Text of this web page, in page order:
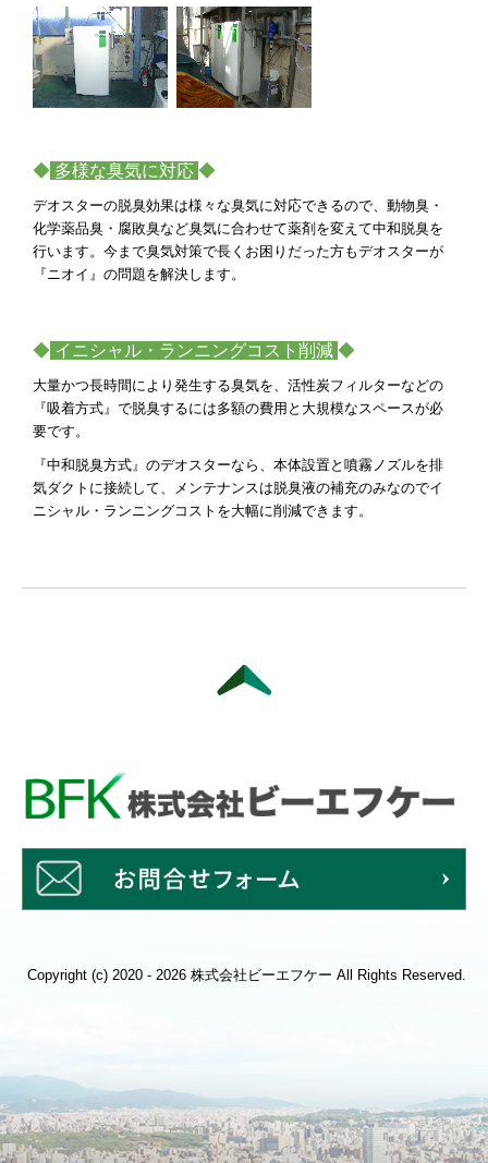
◆ 多様な臭気に対応 ◆
デオスターの脱臭効果は様々な臭気に対応できるので、動物臭・
化学薬品臭・腐敗臭など臭気に合わせて薬剤を変えて中和脱臭を
行います。今まで臭気対策で長くお困りだった方もデオスターが
『ニオイ』の問題を解決します。
◆ イニシャル・ランニングコスト削減 ◆
大量かつ長時間により発生する臭気を、活性炭フィルターなどの
『吸着方式』で脱臭するには多額の費用と大規模なスペースが必
要です。
『中和脱臭方式』のデオスターなら、本体設置と噴霧ノズルを排
気ダクトに接続して、メンテナンスは脱臭液の補充のみなのでイ
ニシャル・ランニングコストを大幅に削減できます。
Copyright (c) 2020 - 2026 株式会社ビーエフケー All Rights Reserved.